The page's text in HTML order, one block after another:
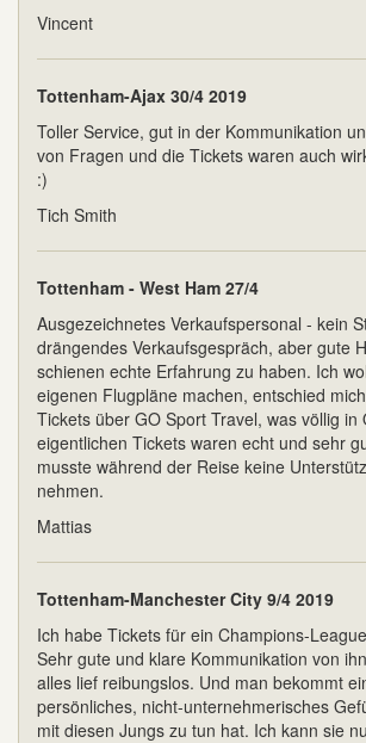
Vincent
Tottenham-Ajax 30/4 2019
Toller Service, gut in der Kommunikation
von Fragen und die Tickets waren auch
:)
Tich Smith
Tottenham - West Ham 27/4
Ausgezeichnetes Verkaufspersonal - kein
drängendes Verkaufsgespräch, aber gute
schienen echte Erfahrung zu haben. Ich
eigenen Flugpläne machen, entschied
Tickets über GO Sport Travel, was völlig in
eigentlichen Tickets waren echt und sehr
musste während der Reise keine
nehmen.
Mattias
Tottenham-Manchester City 9/4 2019
Ich habe Tickets für ein Champions-
Sehr gute und klare Kommunikation von
alles lief reibungslos. Und man bekommt
persönliches, nicht-unternehmerisches
mit diesen Jungs zu tun hat. Ich kann sie